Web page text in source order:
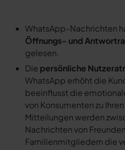
WhatsApp-Nachrichten
Öffnungs- und
gelesen.
Die persönliche
WhatsApp erhöht die
beeinflusst die
von Konsumenten zu
Mitteilungen werden
Nachrichten von
Familienmitgliedern die